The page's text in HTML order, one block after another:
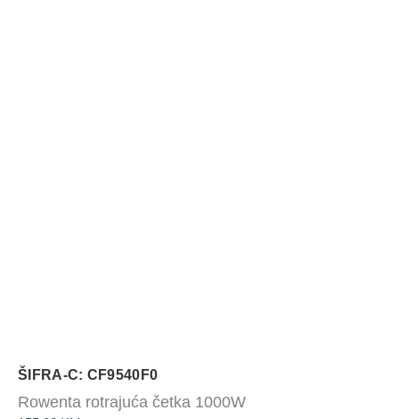
ŠIFRA-C: CF9540F0
Rowenta rotrajuća četka 1000W